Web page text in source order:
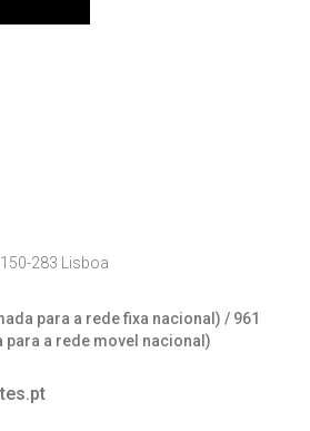
283 Lisboa
para a rede fixa nacional) / 961
para a rede movel nacional)